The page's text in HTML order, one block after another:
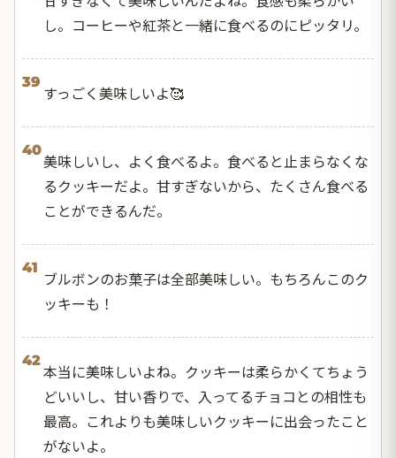
し。コーヒーや紅茶と一緒に食べるのにピッタリ。
39
すっごく美味しいよ🥰
40
美味しいし、よく食べるよ。食べると止まらなくな
るクッキーだよ。甘すぎないから、たくさん食べる
ことができるんだ。
41
ブルボンのお菓子は全部美味しい。もちろんこのク
ッキーも！
42
本当に美味しいよね。クッキーは柔らかくてちょう
どいいし、甘い香りで、入ってるチョコとの相性も
最高。これよりも美味しいクッキーに出会ったこと
がないよ。